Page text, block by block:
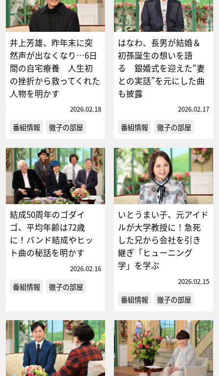
井上芳雄、昨年末に突
然声が出なくなり…6日
間の自宅療養 人生初
の挫折から救ってくれた
人物を明かす
2026.02.18
番組情報 徹子の部屋
はなわ、長男が結婚＆
初孫誕生の想いを語
る 銀婚式を迎えた“妻
との実話”を元にした曲
も披露
2026.02.17
番組情報 徹子の部屋
結成50周年のゴダイ
ゴ、平均年齢は72歳
に！バンド結成やヒッ
ト曲の秘話を明かす
2026.02.16
番組情報 徹子の部屋
いとうまい子、元アイド
ルが大学教授に！急死
した兄から会社を引き
継ぎ「ヒューニング
学」を学ぶ
2026.02.15
番組情報 徹子の部屋